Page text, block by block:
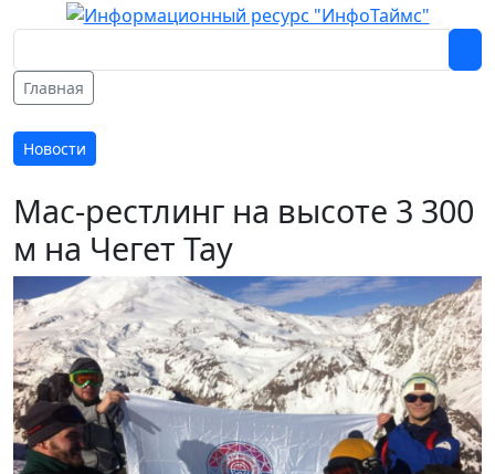
Главная
Новости
Мас-рестлинг на высоте 3 300
м на Чегет Тау